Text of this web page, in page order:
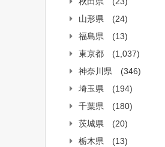
山形県
(24)
福島県
(13)
東京都
(1,037)
神奈川県
(346)
埼玉県
(194)
千葉県
(180)
茨城県
(20)
栃木県
(13)